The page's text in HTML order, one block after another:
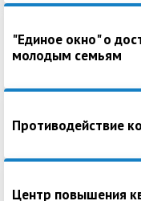
"Единое окно" о
молодым семьям
Противодействие
Центр повышения